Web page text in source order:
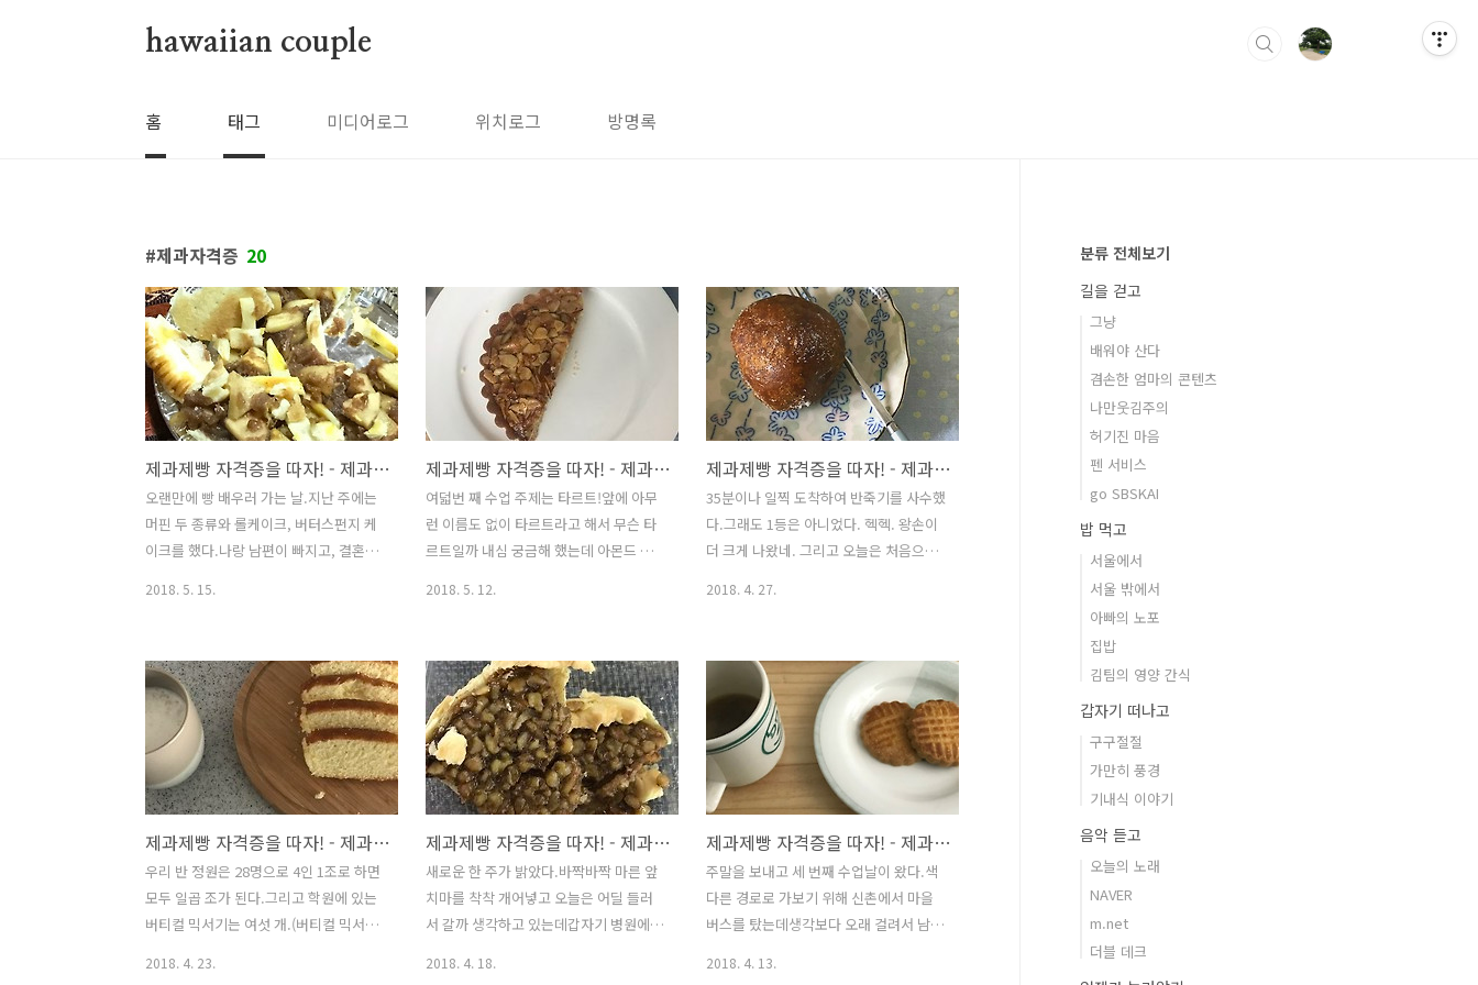
hawaiian couple
홈 태그 미디어로그 위치로그 방명록
제과자격증 20
제과제빵 자격증을 따자! - 제과편 (9) 사과파이
오랜만에 빵 배우러 가는 날.지난 주에는
머핀 두 종류와 롤케이크, 버터스펀지 케
이크를 했다.나랑 남편이 빠지고, 결혼을
었겠다. 오늘은 사과파이. 애뽈파이. 기대
가 된다. 각각 반죽, 사과 썰기를 진행하는
동안나는 충전물을 담당했다. 묵처럼 쑤
면 된다기에 약불에 서서히 휘저었더니
정말 도토리묵처럼 걸죽해졌쒀!하긴 사과
파이에 전분이 들어갈 줄 누가 알았겠나.
그래도 오늘의 가장 큰 배움은가스불에
스뎅 다라이를 올려도 된다는 사실!!!다라
이는 그냥 야채 씻고, 김치 버무리는 것인
줄만 알았는데. 우리 조의 반죽이 냉장 휴
지를 마쳤다.반죽 뒤로 사과와 버무린 세
2018. 5. 15.
제과제빵 자격증을 따자! - 제과편 (8) 타르트
여덟번 째 수업 주제는 타르트!앞에 아무
런 이름도 없이 타르트라고 해서 무슨 타
르트일까 내심 궁금해 했는데 아몬드 크
간다. 타르트 틀에 버터를 치덕치덕 바르
고 아몬드 크림을 짤주머니 속에 가득 채
운다. 냉장 휴지를 마친 반죽을 파이처럼
밀어 넣고 반죽 위에 아몬드 크림을 동그
랗게 짜 넣고 위에 아몬드를 듬뿍 뿌리면
준비 끝! 그 사이 선생님의 타르트가 완성
되었다. 오늘도 꽃접시 위에 한 조각. 초큼
감질나긴 하지만 : )그래도 맛은 궁금하니
손으로 뭉개고 분질러 겨우 맛만 보았다.
따끈하고 고소한 맛. 파운드케이크와 쿠
키의 중간 맛. 우리 조도 완성! 이럴 수가.
2018. 5. 12.
제과제빵 자격증을 따자! - 제과편 (7) 찹쌀도넛
35분이나 일찍 도착하여 반죽기를 사수했
다.그래도 1등은 아니었다. 헥헥. 왕손이
더 크게 나왔네. 그리고 오늘은 처음으로
족 30g이신 계량의 달인. 마르지 않게 곱
게 덮어놓은 소중한 팥앙금. 실수로 물병
을 놓치면서 짜부...에이스가 째려봤다.
ㄷㄷㄷ 한줄씩 자기 작품을 올려놓고 순
서대로 튀기기로.남편은 둘째 줄, 내껀 셋
째 줄. 도나쓰 장사꾼으로 빙의된 남편은
엄청 빨리 만들었다.그러나 송편도 만두
도 빚어본 적이 없는 남자.역시나 반죽 군
데군데 팥이 그대로 비쳐서 저대로 튀기
다간 터지겠다 싶었다. 그 사이 선생님의
황금빛 도넛이 완성되었다!이렇게 동글동
2018. 4. 27.
제과제빵 자격증을 따자! - 제과편 (6) 옐로레이어케이크
우리 반 정원은 28명으로 4인 1조로 하면
모두 일곱 조가 된다.그리고 학원에 있는
버티컬 믹서기는 여섯 개.(버티컬 믹서기
2018. 4. 23.
제과제빵 자격증을 따자! - 제과편 (5) 호두파이
새로운 한 주가 밝았다.바짝바짝 마른 앞
치마를 착착 개어넣고 오늘은 어딜 들러
서 갈까 생각하고 있는데갑자기 병원에
2018. 4. 18.
제과제빵 자격증을 따자! - 제과편 (3) 쇼트브레드쿠키
주말을 보내고 세 번째 수업날이 왔다.색
다른 경로로 가보기 위해 신촌에서 마을
버스를 탔는데생각보다 오래 걸려서 남편
2018. 4. 13.
분류 전체보기
길을 걷고
그냥
배워야 산다
겸손한 엄마의 콘텐츠
나만웃김주의
허기진 마음
펜 서비스
go SBSKAI
밥 먹고
서울에서
서울 밖에서
아빠의 노포
집밥
김팀의 영양 간식
갑자기 떠나고
구구절절
가만히 풍경
기내식 이야기
음악 듣고
오늘의 노래
NAVER
m.net
더블 데크